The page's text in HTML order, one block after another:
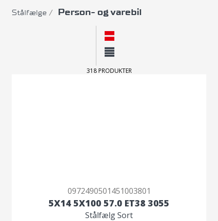
Stålfælge
Person- og varebil
Layout
318 PRODUKTER
0972490501451003801
5X14 5X100 57.0 ET38 3055
Stålfælg Sort